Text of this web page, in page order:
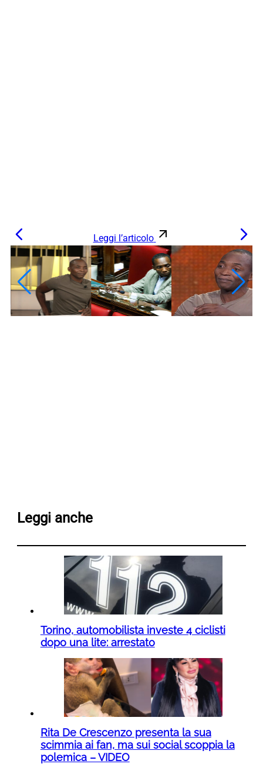
Leggi l’articolo
Leggi anche
Torino, automobilista investe 4 ciclisti
dopo una lite: arrestato
Rita De Crescenzo presenta la sua
scimmia ai fan, ma sui social scoppia la
polemica – VIDEO